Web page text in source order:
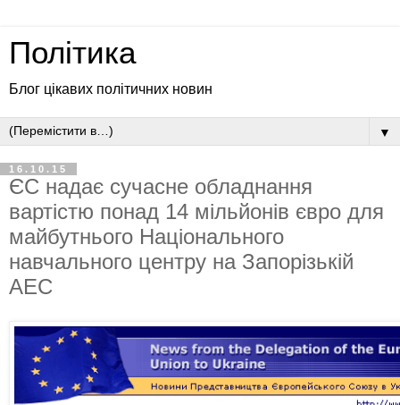
Політика
Блог цікавих політичних новин
▼
16.10.15
ЄС надає сучасне обладнання
вартістю понад 14 мільйонів євро для
майбутнього Національного
навчального центру на Запорізькій
АЕС